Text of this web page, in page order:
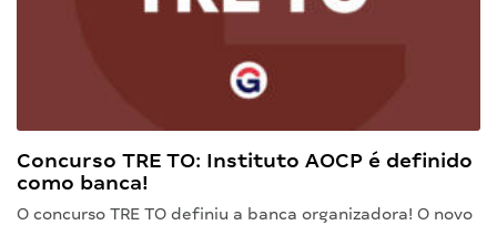
Concurso TRE TO: Instituto AOCP é definido
como banca!
O concurso TRE TO definiu a banca organizadora! O novo